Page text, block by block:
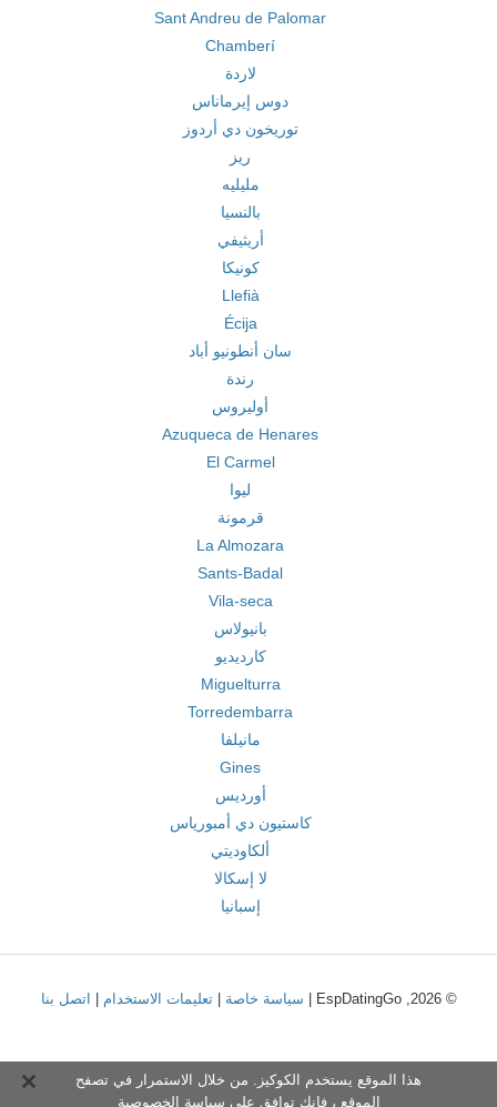
Sant Andreu de Palomar
Chamberí
لاردة
دوس إيرماناس
توريخون دي أردوز
ريز
مليليه
بالنسيا
أريثيفي
كونيكا
Llefià
Écija
سان أنطونيو أباد
رندة
أوليروس
Azuqueca de Henares
El Carmel
ليوا
قرمونة
La Almozara
Sants-Badal
Vila-seca
بانيولاس
كارديديو
Miguelturra
Torredembarra
مانيلفا
Gines
أورديس
كاستيون دي أمبورياس
ألكاوديتي
لا إسكالا
إسبانيا
© 2026, EspDatingGo | سياسة خاصة |تعليمات الاستخدام اتصل بنا
هذا الموقع يستخدم الكوكيز. من خلال الاستمرار في تصفح
الموقع ، فإنك توافق على سياسة الخصوصية